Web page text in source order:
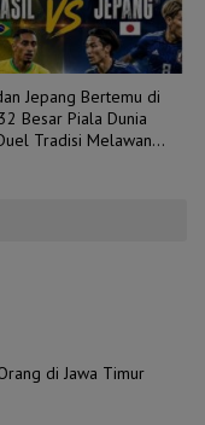
Jepang Bertemu di
Besar Piala Dunia
Tradisi Melawan
di Jawa Timur